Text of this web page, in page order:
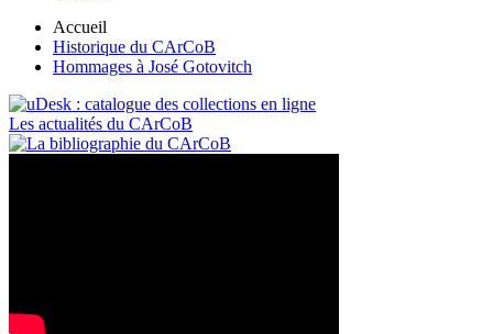
Accueil
Historique du CArCoB
Hommages à José Gotovitch
Les actualités du CArCoB